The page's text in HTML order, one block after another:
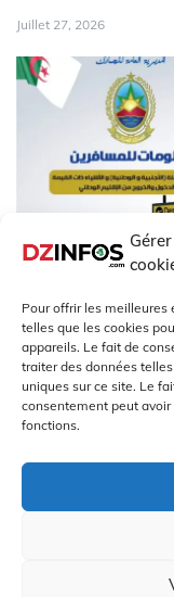
Pour offrir les meilleures
telles que les cookies
appareils. Le fait de
traiter des données
uniques sur ce site. Le
consentement peut
fonctions.
Juillet 27, 2026
Algérie :
Juillet 25, 2026